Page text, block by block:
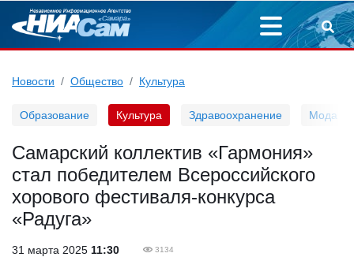
Новости Общество Культура
Образование Культура Здравоохранение Мода
Самарский коллектив «Гармония»
стал победителем Всероссийского
хорового фестиваля-конкурса
«Радуга»
31 марта 2025 11:30 3134